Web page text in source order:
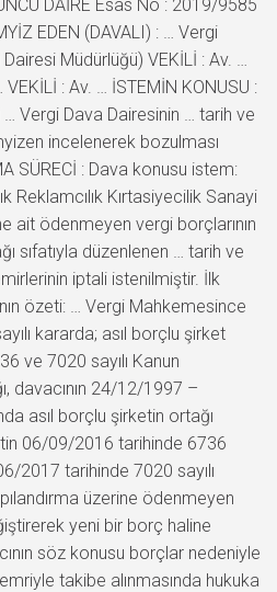
DAİRE Esas No : 2019/9585
EDEN (DAVALI) : … Vergi
Müdürlüğü) VEKİLİ : Av. …
VEKİLİ : Av. … İSTEMİN KONUSU :
Vergi Dava Dairesinin … tarih ve
incelenerek bozulması
SÜRECİ : Dava konusu istem:
Reklamcılık Kırtasiyecilik Sanayi
ait ödenmeyen vergi borçlarının
sıfatıyla düzenlenen … tarih ve
iptali istenilmiştir. İlk
özeti: … Vergi Mahkemesince
kararda; asıl borçlu şirket
ve 7020 sayılı Kanun
davacının 24/12/1997 –
asıl borçlu şirketin ortağı
06/09/2016 tarihinde 6736
2017 tarihinde 7020 sayılı
üzerine ödenmeyen
yeni bir borç haline
söz konusu borçlar nedeniyle
takibe alınmasında hukuka